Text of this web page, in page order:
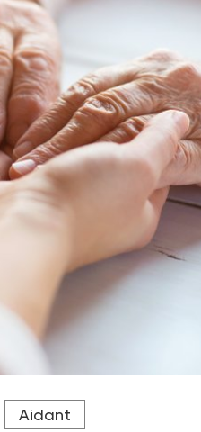
à leur entreprise reste
Aidant